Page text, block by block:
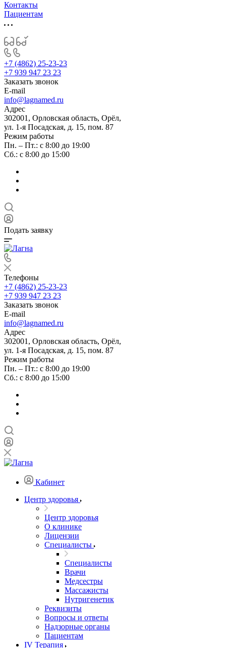
Контакты
Пациентам
+7 (4862) 25-23-23
+7 939 947 23 23
Заказать звонок
E-mail
info@lagnamed.ru
Адрес
302001, Орловская область, Орёл,
ул. 1-я Посадская, д. 15, пом. 87
Режим работы
Пн. – Пт.: с 8:00 до 19:00
Сб.: с 8:00 до 15:00
Подать заявку
Телефоны
+7 (4862) 25-23-23
+7 939 947 23 23
Заказать звонок
E-mail
info@lagnamed.ru
Адрес
302001, Орловская область, Орёл,
ул. 1-я Посадская, д. 15, пом. 87
Режим работы
Пн. – Пт.: с 8:00 до 19:00
Сб.: с 8:00 до 15:00
Кабинет
Центр здоровья
Центр здоровья
О клинике
Лицензии
Специалисты
Специалисты
Врачи
Медсестры
Массажисты
Нутригенетик
Реквизиты
Вопросы и ответы
Надзорные органы
Пациентам
IV Терапия